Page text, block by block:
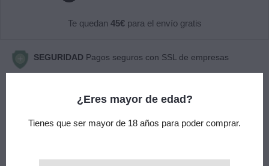
Te quedan 45€para el envío gratis
SEGURIDAD Pagos seguros con SSL de empresas
Envío gratis en pedidos superiores a 45€ por
agencia de transporte urgente (24-48h)
Descripción
¿Eres mayor de edad?
Tienes que ser mayor de 18 años para poder comprar.